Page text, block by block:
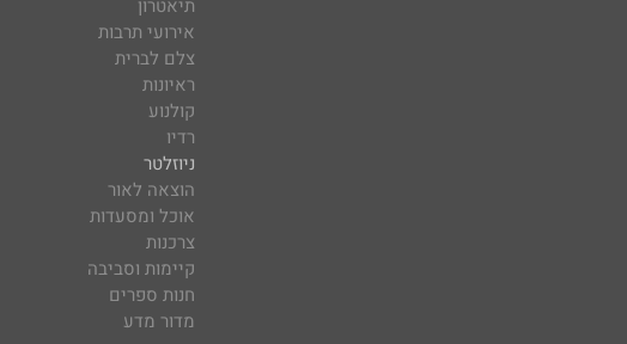
תיאטרון
אירועי תרבות
צלם לברית
ראיונות
קולנוע
רדיו
ניוזלטר
הוצאה לאור
אוכל ומסעדות
צרכנות
קיימות וסביבה
חנות ספרים
מדור מדע